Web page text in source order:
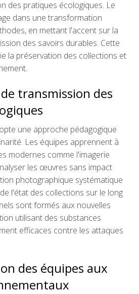
des pratiques écologiques. Le
dans une transformation
en mettant l'accent sur la
des savoirs durables. Cette
la préservation des collections et
transmission des
une approche pédagogique
Les équipes apprennent à
modernes comme l'imagerie
les œuvres sans impact
photographique systématique
l'état des collections sur le long
sont formés aux nouvelles
utilisant des substances
efficaces contre les attaques
des équipes aux